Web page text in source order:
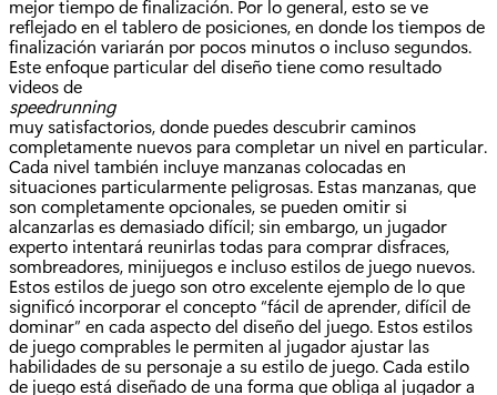
mejor tiempo de finalización. Por lo general, esto se ve
reflejado en el tablero de posiciones, en donde los tiempos de
finalización variarán por pocos minutos o incluso segundos.
Este enfoque particular del diseño tiene como resultado
videos de
speedrunning
muy satisfactorios, donde puedes descubrir caminos
completamente nuevos para completar un nivel en particular.
Cada nivel también incluye manzanas colocadas en
situaciones particularmente peligrosas. Estas manzanas, que
son completamente opcionales, se pueden omitir si
alcanzarlas es demasiado difícil; sin embargo, un jugador
experto intentará reunirlas todas para comprar disfraces,
sombreadores, minijuegos e incluso estilos de juego nuevos.
Estos estilos de juego son otro excelente ejemplo de lo que
significó incorporar el concepto “fácil de aprender, difícil de
dominar” en cada aspecto del diseño del juego. Estos estilos
de juego comprables le permiten al jugador ajustar las
habilidades de su personaje a su estilo de juego. Cada estilo
de juego está diseñado de una forma que obliga al jugador a